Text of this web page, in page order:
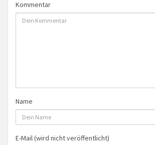
Kommentar
Name
E-Mail (wird nicht veröffentlicht)